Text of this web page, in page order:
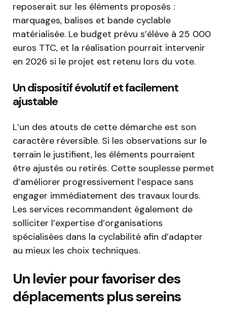
reposerait sur les éléments proposés :
marquages, balises et bande cyclable
matérialisée. Le budget prévu s’élève à 25 000
euros TTC, et la réalisation pourrait intervenir
en 2026 si le projet est retenu lors du vote.
Un dispositif évolutif et facilement
ajustable
L’un des atouts de cette démarche est son
caractère réversible. Si les observations sur le
terrain le justifient, les éléments pourraient
être ajustés ou retirés. Cette souplesse permet
d’améliorer progressivement l’espace sans
engager immédiatement des travaux lourds.
Les services recommandent également de
solliciter l’expertise d’organisations
spécialisées dans la cyclabilité afin d’adapter
au mieux les choix techniques.
Un levier pour favoriser des
déplacements plus sereins